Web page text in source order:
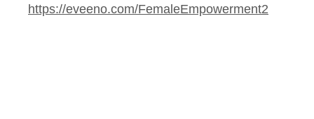
https://eveeno.com/FemaleEmpowerment2